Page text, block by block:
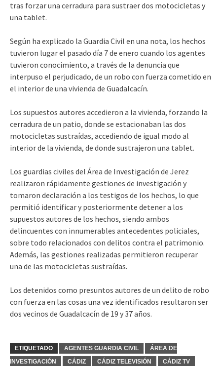
tras forzar una cerradura para sustraer dos motocicletas y
una tablet.
Según ha explicado la Guardia Civil en una nota, los hechos
tuvieron lugar el pasado día 7 de enero cuando los agentes
tuvieron conocimiento, a través de la denuncia que
interpuso el perjudicado, de un robo con fuerza cometido en
el interior de una vivienda de Guadalcacín.
Los supuestos autores accedieron a la vivienda, forzando la
cerradura de un patio, donde se estacionaban las dos
motocicletas sustraídas, accediendo de igual modo al
interior de la vivienda, de donde sustrajeron una tablet.
Los guardias civiles del Área de Investigación de Jerez
realizaron rápidamente gestiones de investigación y
tomaron declaración a los testigos de los hechos, lo que
permitió identificar y posteriormente detener a los
supuestos autores de los hechos, siendo ambos
delincuentes con innumerables antecedentes policiales,
sobre todo relacionados con delitos contra el patrimonio.
Además, las gestiones realizadas permitieron recuperar
una de las motocicletas sustraídas.
Los detenidos como presuntos autores de un delito de robo
con fuerza en las cosas una vez identificados resultaron ser
dos vecinos de Guadalcacín de 19 y 37 años.
ETIQUETADO AGENTES GUARDIA CIVIL
ÁREA DE
INVESTIGACIÓN
CÁDIZ CÁDIZ TELEVISIÓN
CÁDIZ TV